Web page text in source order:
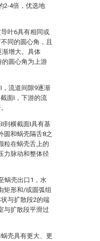
2-4倍，优选地
叶6具有相同或
同的圆心角，且
渐增大。具体
的圆心角为上游
流道间隙9逐渐
面I，下游的流
到横截面I具有基
圆和蜗壳隔舌8之
粒在蜗壳舌上的
力脉动和整体径
蜗壳出口1，水
矩形和/或圆弧组
与扩散段2的端
与扩散段平滑过
壳具有更大、更